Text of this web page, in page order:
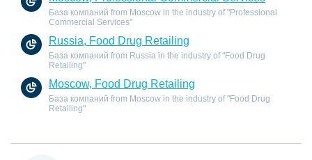
База компаний from Moscow in the industry of "Professional
Commercial Services"
Russia, Food Drug Retailing
База компаний from Russia in the industry of "Food Drug
Retailing"
Moscow, Food Drug Retailing
База компаний from Moscow in the industry of "Food Drug
Retailing"